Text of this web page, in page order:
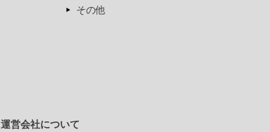
その他
運営会社について